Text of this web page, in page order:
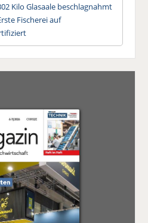
Kilo Glasaale beschlagnahmt
Fischerei auf